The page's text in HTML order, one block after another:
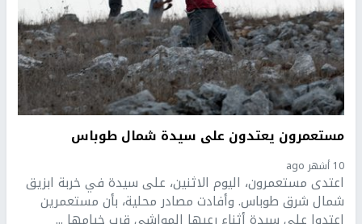
مستعمرون يعتدون على سيدة شمال طوباس
10 أشهر ago
اعتدى مستعمرون، اليوم الاثنين، على سيدة في خربة ابزيق
شمال شرق طوباس. وأفادت مصادر محلية، بأن مستعمرين